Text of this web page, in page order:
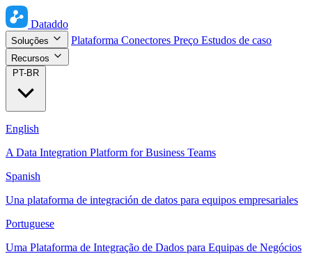
Dataddo
Soluções Plataforma Conectores Preço Estudos de caso
Recursos
PT-BR
English
A Data Integration Platform for Business Teams
Spanish
Una plataforma de integración de datos para equipos empresariales
Portuguese
Uma Plataforma de Integração de Dados para Equipas de Negócios